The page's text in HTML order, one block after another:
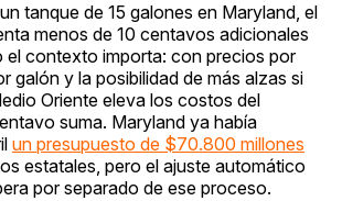
tanque de 15 galones en Maryland, el
menos de 10 centavos adicionales
el contexto importa: con precios por
galón y la posibilidad de más alzas si
Oriente eleva los costos del
suma. Maryland ya había
un presupuesto de $70.800 millones
estatales, pero el ajuste automático
por separado de ese proceso.